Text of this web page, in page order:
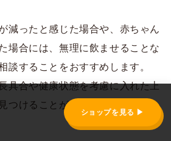
減ったと感じた場合や、赤ちゃん
場合には、無理に飲ませることな
談することをおすすめします。
具合や健康状態を考慮に入れた上
つけることが大切です。
ショップを見る ▶